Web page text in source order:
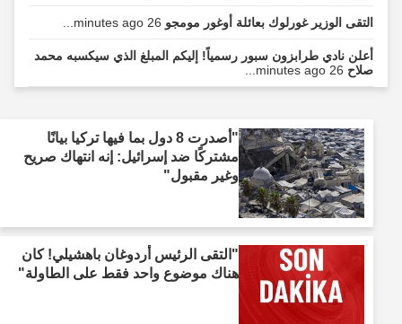
التقى الوزير غورلوك بعائلة أوغور مومجو26 minutes ago...
أعلن نادي طرابزون سبور رسمياً! إليكم المبلغ الذي سيكسبه محمد
صلاح26 minutes ago...
"أصدرت 8 دول بما فيها تركيا بيانًا
مشتركًا ضد إسرائيل: إنه انتهاك صريح
وغير مقبول"
"التقى الرئيس أردوغان باهشيلي! كان
هناك موضوع واحد فقط على الطاولة"